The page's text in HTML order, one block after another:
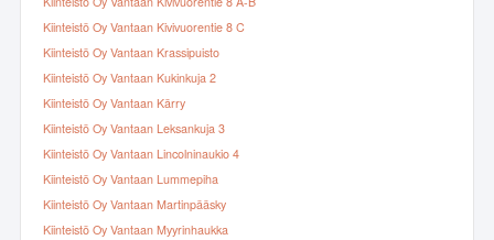
Kiinteistö Oy Vantaan Kivivuorentie 8 C
Kiinteistö Oy Vantaan Krassipuisto
Kiinteistö Oy Vantaan Kukinkuja 2
Kiinteistö Oy Vantaan Kärry
Kiinteistö Oy Vantaan Leksankuja 3
Kiinteistö Oy Vantaan Lincolninaukio 4
Kiinteistö Oy Vantaan Lummepiha
Kiinteistö Oy Vantaan Martinpääsky
Kiinteistö Oy Vantaan Myyrinhaukka